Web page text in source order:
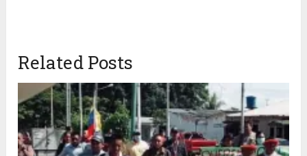
Related Posts